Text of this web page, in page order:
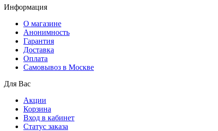
Информация
О магазине
Анонимность
Гарантия
Доставка
Oплата
Самовывоз в Москве
Для Вас
Акции
Корзина
Вход в кабинет
Статус заказа